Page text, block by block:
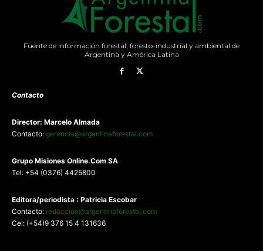
Fuente de información forestal, foresto-industrial y ambiental de
Argentina y América Latina
Contacto
Director: Marcelo Almada
Contacto: gerencia@argentinaforestal.com
Grupo Misiones Online.Com SA
Tel: +54 (0376) 4425800
Editora/periodista : Patricia Escobar
Contacto: redaccion@argentinaforestal.com
Cel: (+54)9 376 15 4 131636